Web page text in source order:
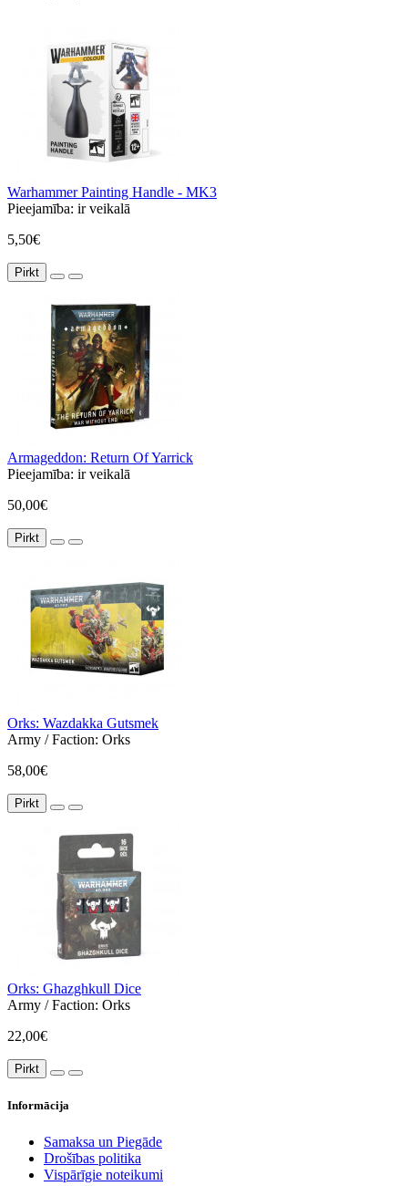
Warhammer Painting Handle - MK3
Pieejamība: ir veikalā
5,50€
Pirkt
Armageddon: Return Of Yarrick
Pieejamība: ir veikalā
50,00€
Pirkt
Orks: Wazdakka Gutsmek
Army / Faction: Orks
58,00€
Pirkt
Orks: Ghazghkull Dice
Army / Faction: Orks
22,00€
Pirkt
Informācija
Samaksa un Piegāde
Drošības politika
Vispārīgie noteikumi